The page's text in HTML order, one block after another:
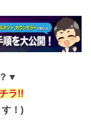
▼
ラ!!
！)